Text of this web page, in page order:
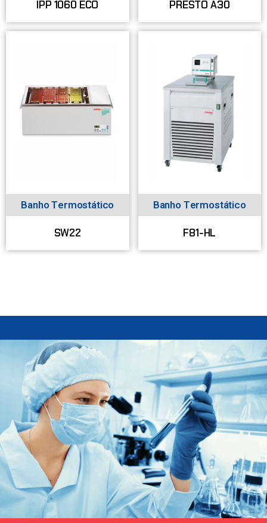
IPP 1060 ECO PRESTO A30
Banho Termostático
SW22
Banho Termostático
F81-HL